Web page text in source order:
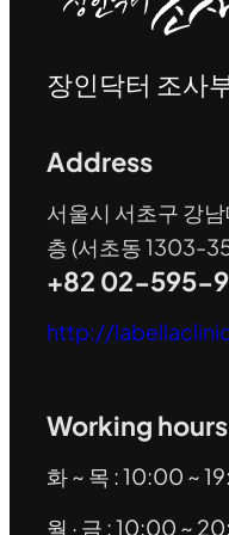
장인닥터 조사
Address
서울시 서초구 강
층 (서초동 1303-
+82 02-595-
http://
Working hours
화 ~ 목 : 10:00 ~
월 · 금 : 10:00 ~